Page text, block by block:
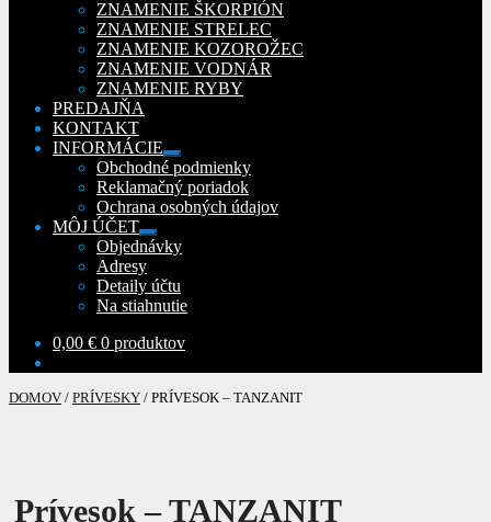
ZNAMENIE ŠKORPIÓN
ZNAMENIE STRELEC
ZNAMENIE KOZOROŽEC
ZNAMENIE VODNÁR
ZNAMENIE RYBY
PREDAJŇA
KONTAKT
INFORMÁCIE
Rozbaliť
podradené
menu
Obchodné podmienky
Reklamačný poriadok
Ochrana osobných údajov
MÔJ ÚČET
Rozbaliť
podradené
Objednávky
Adresy
Detaily účtu
Na stiahnutie
0,00 € 0 produktov
DOMOV / PRÍVESKY / PRÍVESOK – TANZANIT
Prívesok – TANZANIT